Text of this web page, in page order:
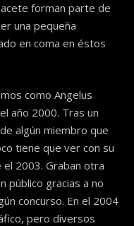
forman parte de
una pequeña
en coma en éstos
como Angelus
año 2000. Tras un
algún miembro que
tiene que ver con su
2003. Graban otra
público gracias a no
concurso. En el 2004
pero diversos